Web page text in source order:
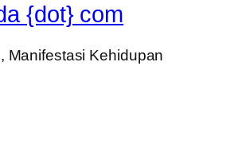
{dot} com
Manifestasi Kehidupan